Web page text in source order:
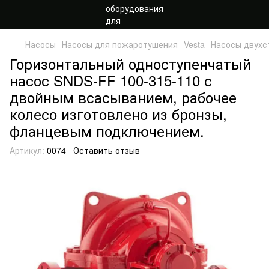
Насосы Насосы для пожаротушения Vesta Насосы
Горизонтальный одноступенчатый
насос SNDS-FF 100-315-110 с
двойным всасыванием, рабочее
колесо изготовлено из бронзы,
фланцевым подключением.
Артикул: 0074 Оставить отзыв